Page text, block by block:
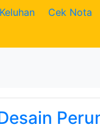
Keluhan Cek Nota